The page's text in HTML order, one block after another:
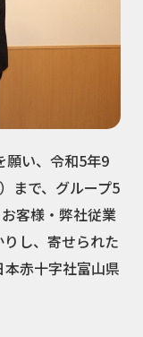
願い、令和5年9
まで、グループ5
客様・弊社従業
し、寄せられた
赤十字社富山県